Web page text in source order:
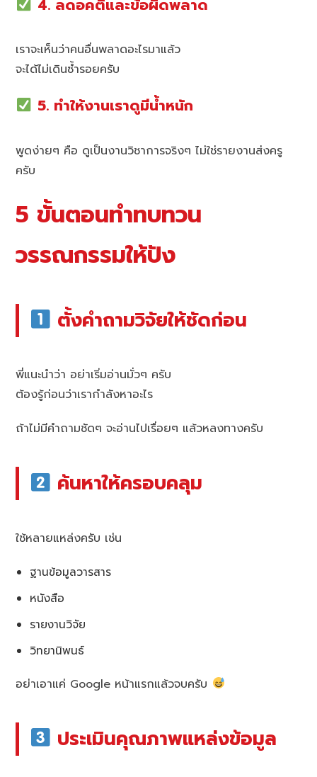
4. ลดอคติและข้อผิดพลาด
เราจะเห็นว่าคนอื่นพลาดอะไรมาแล้ว
จะได้ไม่เดินซ้ำรอยครับ
5. ทำให้งานเราดูมีน้ำหนัก
พูดง่ายๆ คือ ดูเป็นงานวิชาการจริงๆ ไม่ใช่รายงานส่งครู
ครับ
5 ขั้นตอนทำทบทวน
วรรณกรรมให้ปัง
ตั้งคำถามวิจัยให้ชัดก่อน
พี่แนะนำว่า อย่าเริ่มอ่านมั่วๆ ครับ
ต้องรู้ก่อนว่าเรากำลังหาอะไร
ถ้าไม่มีคำถามชัดๆ จะอ่านไปเรื่อยๆ แล้วหลงทางครับ
ค้นหาให้ครอบคลุม
ใช้หลายแหล่งครับ เช่น
ฐานข้อมูลวารสาร
หนังสือ
รายงานวิจัย
วิทยานิพนธ์
อย่าเอาแค่ Google หน้าแรกแล้วจบครับ
ประเมินคุณภาพแหล่งข้อมูล